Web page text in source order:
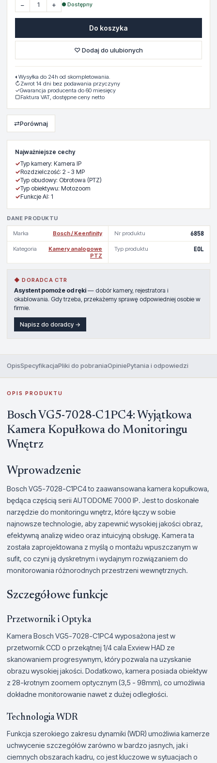
Najważniejsze cechy
✓Typ kamery: Kamera IP
✓Rozdzielczość: 2 - 3 MP
✓Typ obudowy: Obrotowa (PTZ)
✓Typ obiektywu: Motozoom
✓Funkcje AI: 1
DANE PRODUKTU
Marka Bosch / Keenfinity Nr produktu 6858
Kategoria
Kamery analogowe
PTZ
Typ produktu EOL
◆ DORADCA CTR
Asystent pomoże od ręki — dobór kamery, rejestratora i
okablowania. Gdy trzeba, przekażemy sprawę odpowiedniej osobie w
firmie.
Napisz do doradcy →
− + ● Dostępny
Do koszyka
♡ Dodaj do ulubionych
◐ Wysyłka do 24h od skompletowania.
↻Zwrot 14 dni bez podawania przyczyny
✓Gwarancja producenta do 60 miesięcy
▢Faktura VAT, dostępne ceny netto
⇄Porównaj
OpisSpecyfikacjaPliki do pobraniaOpiniePytania i odpowiedzi
OPIS PRODUKTU
Bosch VG5-7028-C1PC4: Wyjątkowa
Kamera Kopułkowa do Monitoringu
Wnętrz
Wprowadzenie
Bosch VG5-7028-C1PC4 to zaawansowana kamera kopułkowa,
będąca częścią serii AUTODOME 7000 IP. Jest to doskonałe
narzędzie do monitoringu wnętrz, które łączy w sobie
najnowsze technologie, aby zapewnić wysokiej jakości obraz,
efektywną analizę wideo oraz intuicyjną obsługę. Kamera ta
została zaprojektowana z myślą o montażu wpuszczanym w
sufit, co czyni ją dyskretnym i wydajnym rozwiązaniem do
monitorowania różnorodnych przestrzeni wewnętrznych.
Szczegółowe funkcje
Przetwornik i Optyka
Kamera Bosch VG5-7028-C1PC4 wyposażona jest w
przetwornik CCD o przekątnej 1/4 cala Exview HAD ze
skanowaniem progresywnym, który pozwala na uzyskanie
obrazu wysokiej jakości. Dodatkowo, kamera posiada obiektyw
z 28-krotnym zoomem optycznym (3,5 - 98mm), co umożliwia
dokładne monitorowanie nawet z dużej odległości.
Technologia WDR
Funkcja szerokiego zakresu dynamiki (WDR) umożliwia kamerze
uchwycenie szczegółów zarówno w bardzo jasnych, jak i
ciemnych obszarach kadru, co jest kluczowe w sytuacjach o